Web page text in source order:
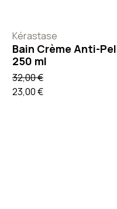
Kérastase
Bain Crème Anti-
250 ml
32,00 €
23,00 €